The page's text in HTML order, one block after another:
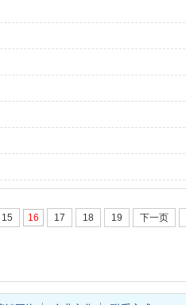
15 16 17 18 19 下一页